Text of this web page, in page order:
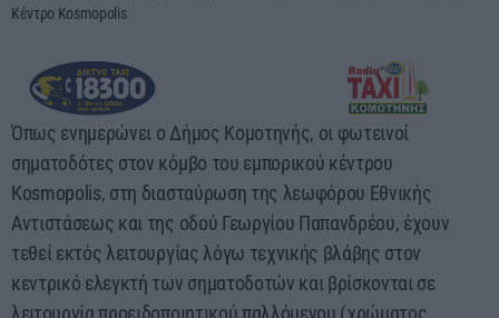
Κέντρο Kosmopolis
Όπως ενημερώνει ο Δήμος Κομοτηνής, οι φωτεινοί
σηματοδότες στον κόμβο του εμπορικού κέντρου
Kosmopolis, στη διασταύρωση της λεωφόρου Εθνικής
Αντιστάσεως και της οδού Γεωργίου Παπανδρέου, έχουν
τεθεί εκτός λειτουργίας λόγω τεχνικής βλάβης στον
κεντρικό ελεγκτή των σηματοδοτών και βρίσκονται σε
λειτουργία προειδοποιητικού παλλόμενου (χρώματος